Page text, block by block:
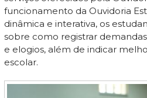
funcionamento da Ouvidoria
dinâmica e interativa, os
sobre como registrar
e elogios, além de indicar
escolar.